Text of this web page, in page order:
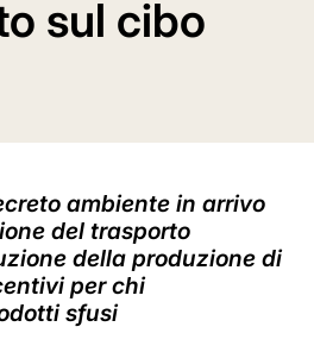
sul cibo
ambiente in arrivo
del trasporto
della produzione di
per chi
sfusi